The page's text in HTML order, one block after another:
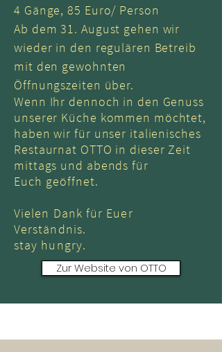
4 Gänge, 85 Euro/ Person
Ab dem 31. August gehen wir
wieder in den regulären Betreib
mit den gewohnten
Öffnungszeiten über.
Wenn Ihr dennoch in den Genuss
unserer Küche kommen möchtet,
haben wir für unser italienisches
Restaurnat OTTO in dieser Zeit
mittags und abends für
Euch geöffnet.
Vielen Dank für Euer
Verständnis.
stay hungry.
Zur Website von OTTO